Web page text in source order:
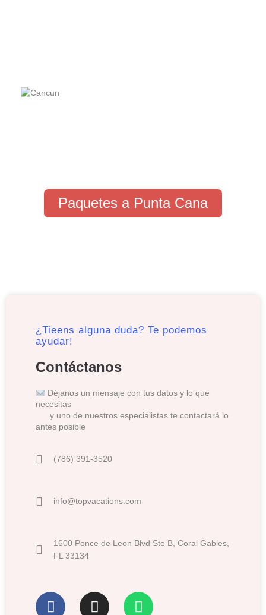
Paquetes a Punta Cana
¿Tieens alguna duda? Te podemos
ayudar!
Contáctanos
Déjanos un mensaje con tus datos y lo que
necesitas
y uno de nuestros especialistas te contactará lo
antes posible
(786) 391-3520
info@topvacations.com
1600 Ponce de Leon Blvd Ste B, Coral Gables,
FL 33134